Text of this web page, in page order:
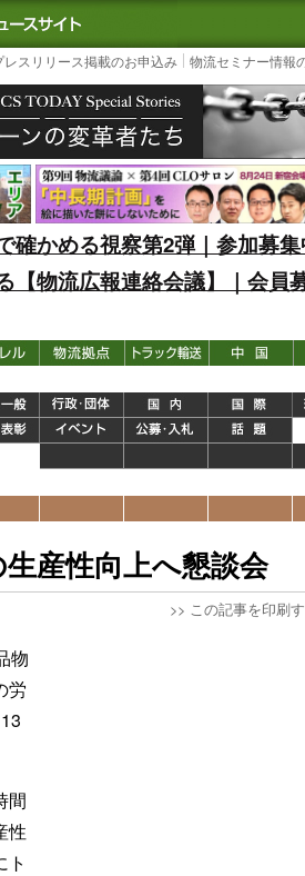
｜国内最大の物流ニュースサイト
3PL, SCMな
スリリース掲載のお申込み 物流セミナー情報
確かめる視察第2弾｜参加募集
【物流広報連絡会議】｜会員
産性向上へ懇談会
>> この記事を印刷す
物
労
間
性
ト